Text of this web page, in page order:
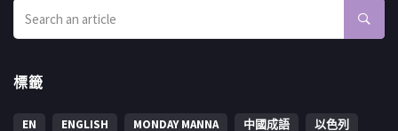
標籤
EN ENGLISH MONDAY MANNA 中國成語
以色列